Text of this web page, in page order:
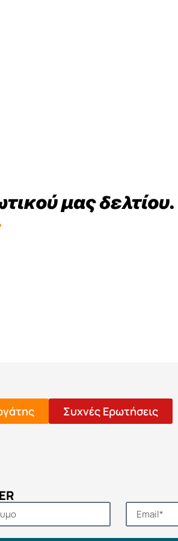
μας δελτίου.
Συχνές Ερωτήσεις